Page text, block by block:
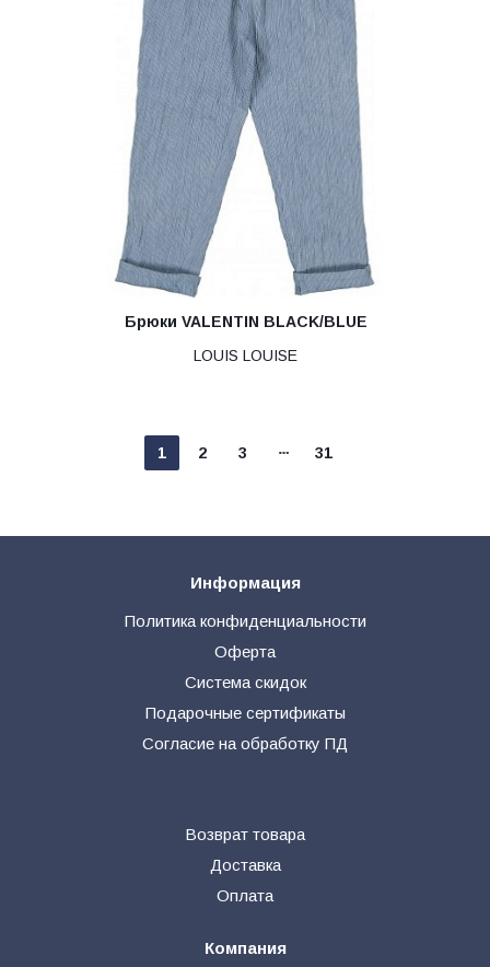
Брюки VALENTIN BLACK/BLUE
LOUIS LOUISE
1 2 3 31
Информация
Политика конфиденциальности
Оферта
Система скидок
Подарочные сертификаты
Согласие на обработку ПД
Возврат товара
Доставка
Оплата
Компания